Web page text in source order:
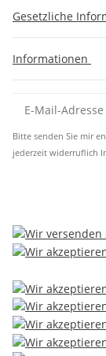
Gesetzliche
Informationen
Bitte senden Sie mir
jederzeit widerruflich